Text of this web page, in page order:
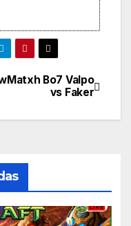
Bo7 Valpo
vs Faker